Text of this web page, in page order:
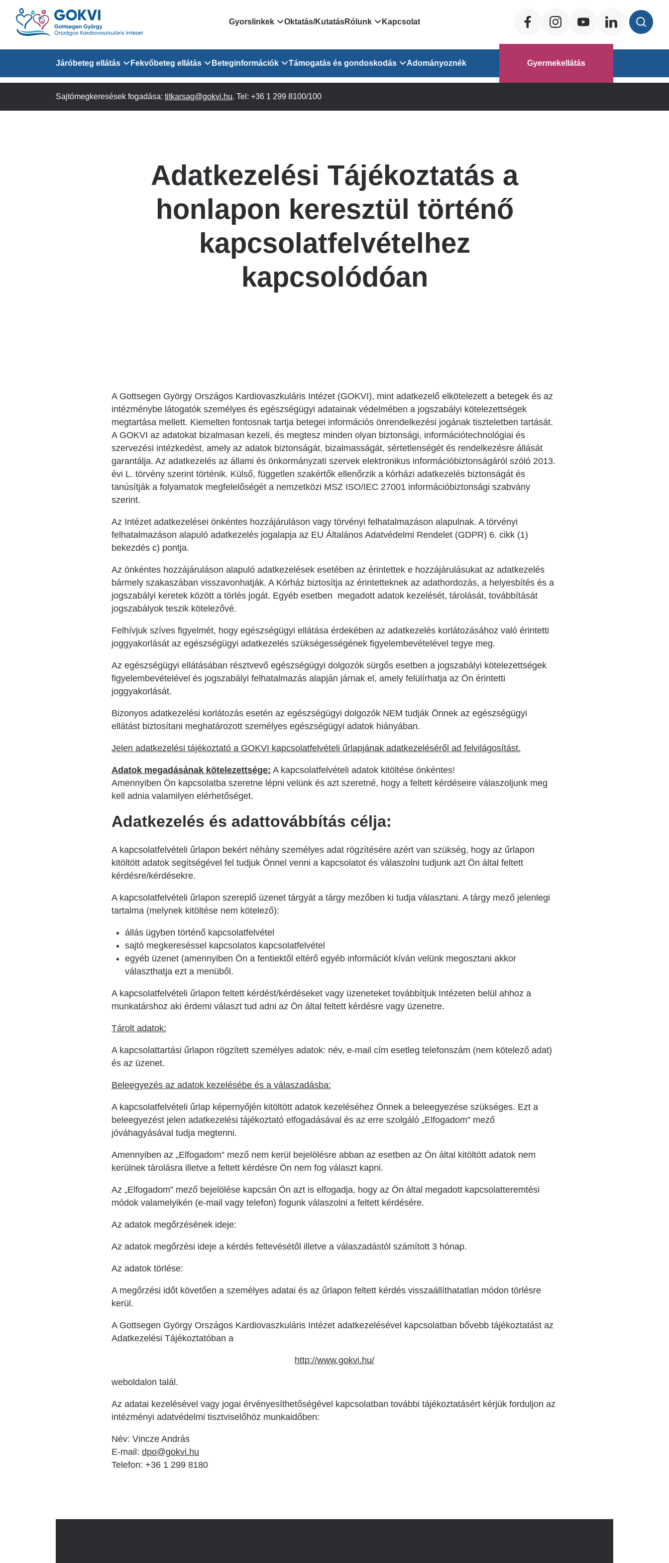
Ugrás
tartalomra
Domain
menu
for
GOKVI
Gyorslinkek
Országos Online Várólista
EESZT - Egészségablak
Egységes alapellátási ügyeleti
rendszer
Háziorvosi körzetek Pest
vármegyére vonatkozóan
Patika ügyeleti link Pest
vármegyére vonatkozóan
Egészségértés
Oktatás/KutatásRólunk
Rendezvényeink
Egészségfejlesztő kórház
Közérdekű adatok
Kapcsolat
Social
Domain
menu
Járóbeteg ellátás
Járóbeteg Információk
Fekvőbeteg ellátás
Felnőtt Kardiológiai Osztály
Felnőtt Szív- és Érsebészet
Sürgősségi Betegellátó Osztály
Katéter Terápiás Osztály
Kardiológiai Képalkotó Osztály
Beteginformációk
Orvosaink
lekérése
kikérő lap
Betegtájékoztatók
Látogatóknak
Szolgáltatásaink
Támogatás és gondoskodás
Pszichológusok
felnőtt betegeinknek
Szociális munkás
Rehabilitáció Füreden
Adományoznék Gyermekellátás
Sajtómegkeresések fogadása: titkarsag@gokvi.hu. Tel: +36 1 299 8100/100
Adatkezelési Tájékoztatás a
honlapon keresztül történő
kapcsolatfelvételhez
kapcsolódóan
A Gottsegen György Országos Kardiovaszkuláris Intézet (GOKVI), mint adatkezelő elkötelezett a betegek és az
intézménybe látogatók személyes és egészségügyi adatainak védelmében a jogszabályi kötelezettségek
megtartása mellett. Kiemelten fontosnak tartja betegei információs önrendelkezési jogának tiszteletben tartását.
A GOKVI az adatokat bizalmasan kezeli, és megtesz minden olyan biztonsági, információtechnológiai és
szervezési intézkedést, amely az adatok biztonságát, bizalmasságát, sértetlenségét és rendelkezésre állását
garantálja. Az adatkezelés az állami és önkormányzati szervek elektronikus információbiztonságáról szóló 2013.
évi L. törvény szerint történik. Külső, független szakértők ellenőrzik a kórházi adatkezelés biztonságát és
tanúsítják a folyamatok megfelelőségét a nemzetközi MSZ ISO/IEC 27001 információbiztonsági szabvány
szerint.
Az Intézet adatkezelései önkéntes hozzájáruláson vagy törvényi felhatalmazáson alapulnak. A törvényi
felhatalmazáson alapuló adatkezelés jogalapja az EU Általános Adatvédelmi Rendelet (GDPR) 6. cikk (1)
bekezdés c) pontja.
Az önkéntes hozzájáruláson alapuló adatkezelések esetében az érintettek e hozzájárulásukat az adatkezelés
bármely szakaszában visszavonhatják. A Kórház biztosítja az érintetteknek az adathordozás, a helyesbítés és a
jogszabályi keretek között a törlés jogát. Egyéb esetben megadott adatok kezelését, tárolását, továbbítását
jogszabályok teszik kötelezővé.
Felhívjuk szíves figyelmét, hogy egészségügyi ellátása érdekében az adatkezelés korlátozásához való érintetti
joggyakorlását az egészségügyi adatkezelés szükségességének figyelembevételével tegye meg.
Az egészségügyi ellátásában résztvevő egészségügyi dolgozók sürgős esetben a jogszabályi kötelezettségek
figyelembevételével és jogszabályi felhatalmazás alapján járnak el, amely felülírhatja az Ön érintetti
joggyakorlását.
Bizonyos adatkezelési korlátozás esetén az egészségügyi dolgozók NEM tudják Önnek az egészségügyi
ellátást biztosítani meghatározott személyes egészségügyi adatok hiányában.
Jelen adatkezelési tájékoztató a GOKVI kapcsolatfelvételi űrlapjának adatkezeléséről ad felvilágosítást.
Adatok megadásának kötelezettsége: A kapcsolatfelvételi adatok kitöltése önkéntes!
Amennyiben Ön kapcsolatba szeretne lépni velünk és azt szeretné, hogy a feltett kérdéseire válaszoljunk meg
kell adnia valamilyen elérhetőséget.
Adatkezelés és adattovábbítás célja:
A kapcsolatfelvételi űrlapon bekért néhány személyes adat rögzítésére azért van szükség, hogy az űrlapon
kitöltött adatok segítségével fel tudjuk Önnel venni a kapcsolatot és válaszolni tudjunk azt Ön által feltett
kérdésre/kérdésekre.
A kapcsolatfelvételi űrlapon szereplő üzenet tárgyát a tárgy mezőben ki tudja választani. A tárgy mező jelenlegi
tartalma (melynek kitöltése nem kötelező):
állás ügyben történő kapcsolatfelvétel
sajtó megkereséssel kapcsolatos kapcsolatfelvétel
egyéb üzenet (amennyiben Ön a fentiektől eltérő egyéb információt kíván velünk megosztani akkor
választhatja ezt a menüből.
A kapcsolatfelvételi űrlapon feltett kérdést/kérdéseket vagy üzeneteket továbbítjuk Intézeten belül ahhoz a
munkatárshoz aki érdemi választ tud adni az Ön által feltett kérdésre vagy üzenetre.
Tárolt adatok:
A kapcsolattartási űrlapon rögzített személyes adatok: név, e-mail cím esetleg telefonszám (nem kötelező adat)
és az üzenet.
Beleegyezés az adatok kezelésébe és a válaszadásba:
A kapcsolatfelvételi űrlap képernyőjén kitöltött adatok kezeléséhez Önnek a beleegyezése szükséges. Ezt a
beleegyezést jelen adatkezelési tájékoztató elfogadásával és az erre szolgáló „Elfogadom” mező
jóváhagyásával tudja megtenni.
Amennyiben az „Elfogadom” mező nem kerül bejelölésre abban az esetben az Ön által kitöltött adatok nem
kerülnek tárolásra illetve a feltett kérdésre Ön nem fog választ kapni.
Az „Elfogadom” mező bejelölése kapcsán Ön azt is elfogadja, hogy az Ön által megadott kapcsolatteremtési
módok valamelyikén (e-mail vagy telefon) fogunk válaszolni a feltett kérdésére.
Az adatok megőrzésének ideje:
Az adatok megőrzési ideje a kérdés feltevésétől illetve a válaszadástól számított 3 hónap.
Az adatok törlése:
A megőrzési időt követően a személyes adatai és az űrlapon feltett kérdés visszaállíthatatlan módon törlésre
kerül.
A Gottsegen György Országos Kardiovaszkuláris Intézet adatkezelésével kapcsolatban bővebb tájékoztatást az
Adatkezelési Tájékoztatóban a
http://www.gokvi.hu/
weboldalon talál.
Az adatai kezelésével vagy jogai érvényesíthetőségével kapcsolatban további tájékoztatásért kérjük forduljon az
intézményi adatvédelmi tisztviselőhöz munkaidőben:
Név: Vincze András
E-mail: dpo@gokvi.hu
Telefon: +36 1 299 8180